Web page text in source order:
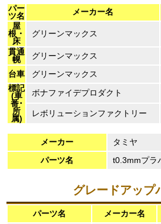
パー
ツ名
メーカー名
屋
根・
床
グリーンマックス
貫通
幌
グリーンマックス
台車 グリーンマックス
標記
(車
番･
所
属)
ボナファイデプロダクト
レボリューションファクトリー
メーカー タミヤ
パーツ名 t0.3mmプラ
グレードアップ
パーツ名 メーカー名